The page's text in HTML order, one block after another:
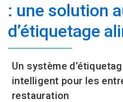
: une solution
d’étiquetage
Un système
intelligent pour les
restauration